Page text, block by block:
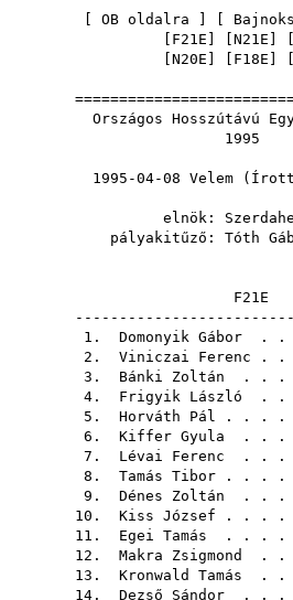
OB oldalra
F21E N21E
N20E F18E
Országos Hosszútávú
1995-04-08 Velem
elnök:
pályakitűző: Tóth
1. Domonyik Gábor . .
2. Viniczai Ferenc .
3. Bánki Zoltán . .
4. Frigyik László . .
5. Horváth Pál . . .
6. Kiffer Gyula . .
7. Lévai Ferenc . .
8. Tamás Tibor . . .
9. Dénes Zoltán . .
10. Kiss József . . .
11. Egei Tamás . . .
12. Makra Zsigmond . .
13. Kronwald Tamás . .
14. Dezső Sándor . .